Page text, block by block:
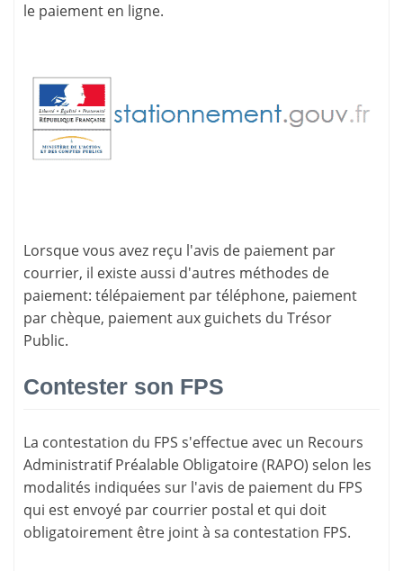
le paiement en ligne.
Lorsque vous avez reçu l'avis de paiement par
courrier, il existe aussi d'autres méthodes de
paiement: télépaiement par téléphone, paiement
par chèque, paiement aux guichets du Trésor
Public.
Contester son FPS
La contestation du FPS s'effectue avec un Recours
Administratif Préalable Obligatoire (RAPO) selon les
modalités indiquées sur l'avis de paiement du FPS
qui est envoyé par courrier postal et qui doit
obligatoirement être joint à sa contestation FPS.